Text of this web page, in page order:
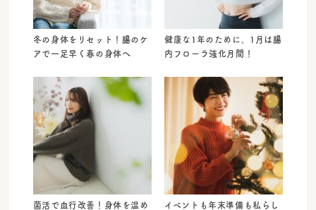
冬の身体をリセット！腸のケ
アで一足早く春の身体へ
健康な1年のために。1月は腸
内フローラ強化月間！
菌活で血行改善！身体を温め イベントも年末準備も私らし